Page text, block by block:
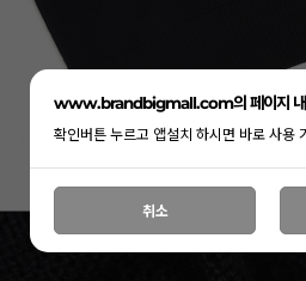
www.brandbigmall.com의 페이지 내
확인버튼 누르고 앱설치 하시면 바로 사용
취소